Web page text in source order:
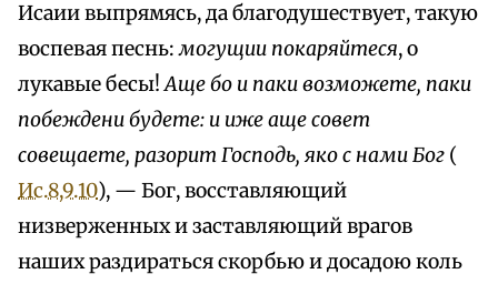
Исаии выпрямясь, да благодушествует, такую
воспевая песнь:могущии покаряйтеся, о
лукавые бесы!Аще бо и паки возможете, паки
побеждени будете: и иже аще совет
совещаете, разорит Господь, яко с нами Бог (
Ис.8,9.10), — Бог, восставляющий
низверженных и заставляющий врагов
наших раздираться скорбью и досадою коль